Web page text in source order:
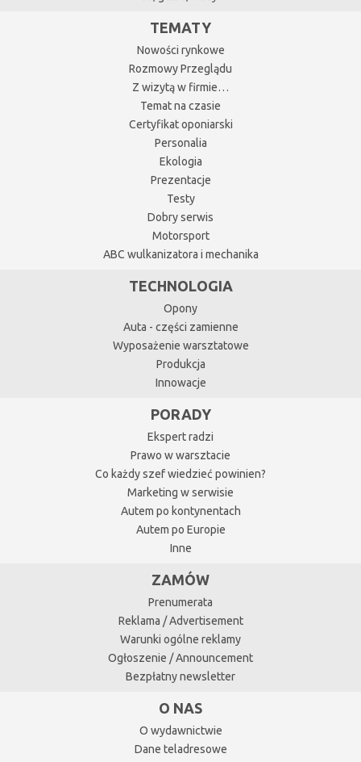
TEMATY
Nowości rynkowe
Rozmowy Przeglądu
Z wizytą w firmie…
Temat na czasie
Certyfikat oponiarski
Personalia
Ekologia
Prezentacje
Testy
Dobry serwis
Motorsport
ABC wulkanizatora i mechanika
TECHNOLOGIA
Opony
Auta - części zamienne
Wyposażenie warsztatowe
Produkcja
Innowacje
PORADY
Ekspert radzi
Prawo w warsztacie
Co każdy szef wiedzieć powinien?
Marketing w serwisie
Autem po kontynentach
Autem po Europie
Inne
ZAMÓW
Prenumerata
Reklama / Advertisement
Warunki ogólne reklamy
Ogłoszenie / Announcement
Bezpłatny newsletter
O NAS
O wydawnictwie
Dane teladresowe